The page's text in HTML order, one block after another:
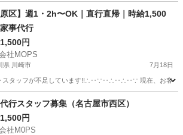
時給
原区】週1・2h〜OK｜直行直帰｜時給1,500
事代行
円
社MOPS
県 川崎市 7月18日
フが不足しています!!∴‥∵‥∴‥∴‥∵ 現在、お客様から多
護 時給
行スタッフ募集（名古屋市西区）
円
社M0PS